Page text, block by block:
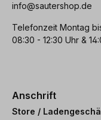
info@sautershop.de
Telefonzeit Montag
08:30 - 12:30 Uhr &
Anschrift
Store /